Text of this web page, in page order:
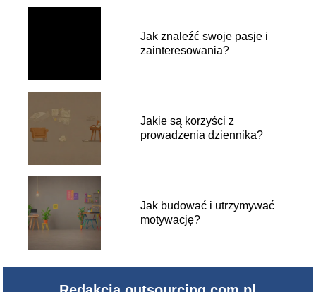
Jak znaleźć swoje pasje i
zainteresowania?
Jakie są korzyści z
prowadzenia dziennika?
Jak budować i utrzymywać
motywację?